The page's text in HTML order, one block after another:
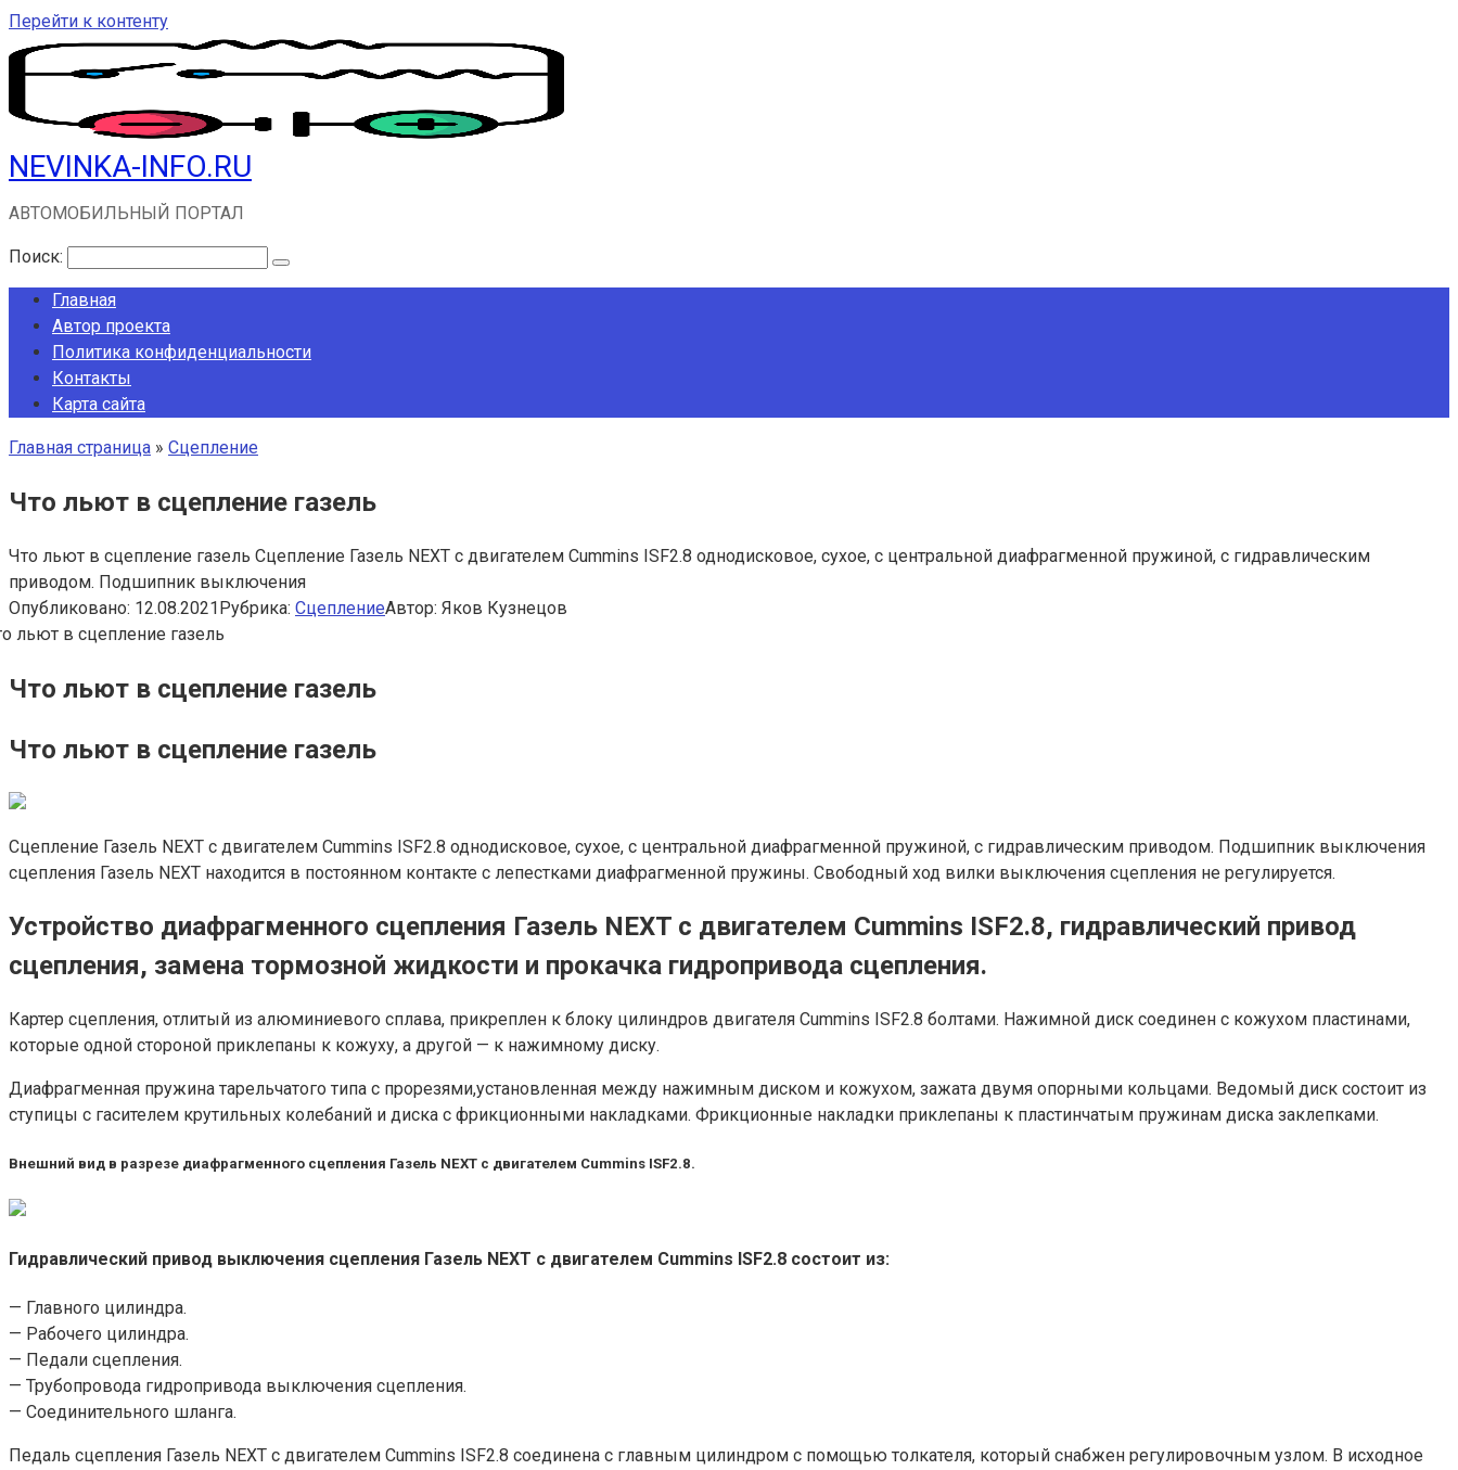
Перейти к контенту
NEVINKA-INFO.RU
АВТОМОБИЛЬНЫЙ ПОРТАЛ
Поиск:
Главная
Автор проекта
Политика конфиденциальности
Контакты
Карта сайта
Главная страница » Сцепление
Что льют в сцепление газель
Что льют в сцепление газель Сцепление Газель NEXT с двигателем Cummins ISF2.8 однодисковое, сухое, с центральной диафрагменной пружиной, с гидравлическим
приводом. Подшипник выключения
Опубликовано: 12.08.2021Рубрика: СцеплениеАвтор: Яков Кузнецов
Что льют в сцепление газель
Что льют в сцепление газель
Сцепление Газель NEXT с двигателем Cummins ISF2.8 однодисковое, сухое, с центральной диафрагменной пружиной, с гидравлическим приводом. Подшипник выключения
сцепления Газель NEXT находится в постоянном контакте с лепестками диафрагменной пружины. Свободный ход вилки выключения сцепления не регулируется.
Устройство диафрагменного сцепления Газель NEXT с двигателем Cummins ISF2.8, гидравлический привод
сцепления, замена тормозной жидкости и прокачка гидропривода сцепления.
Картер сцепления, отлитый из алюминиевого сплава, прикреплен к блоку цилиндров двигателя Cummins ISF2.8 болтами. Нажимной диск соединен с кожухом пластинами,
которые одной стороной приклепаны к кожуху, а другой — к нажимному диску.
Диафрагменная пружина тарельчатого типа с прорезями,установленная между нажимным диском и кожухом, зажата двумя опорными кольцами. Ведомый диск состоит из
ступицы с гасителем крутильных колебаний и диска с фрикционными накладками. Фрикционные накладки приклепаны к пластинчатым пружинам диска заклепками.
Внешний вид в разрезе диафрагменного сцепления Газель NEXT с двигателем Cummins ISF2.8.
Гидравлический привод выключения сцепления Газель NEXT с двигателем Cummins ISF2.8 состоит из:
— Главного цилиндра.
— Рабочего цилиндра.
— Педали сцепления.
— Трубопровода гидропривода выключения сцепления.
— Соединительного шланга.
Педаль сцепления Газель NEXT с двигателем Cummins ISF2.8 соединена с главным цилиндром с помощью толкателя, который снабжен регулировочным узлом. В исходное